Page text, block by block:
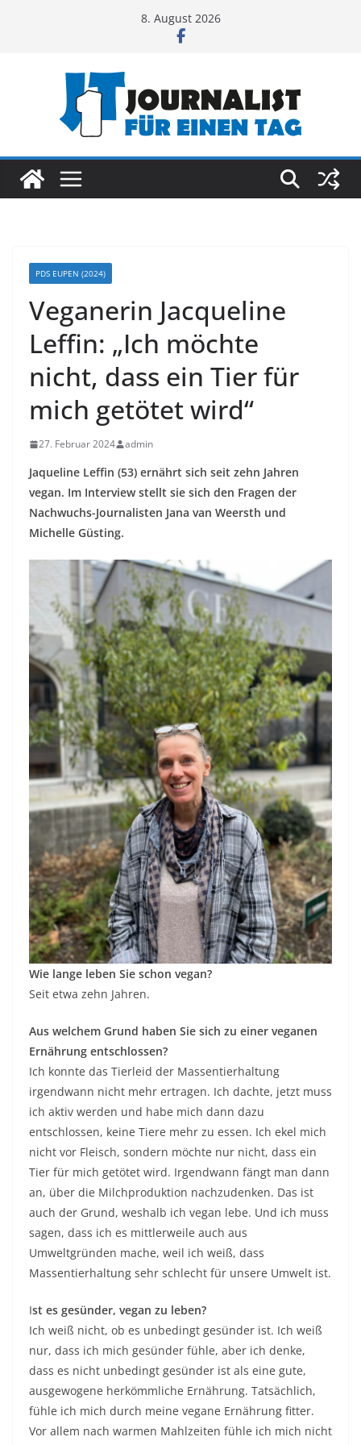
8. August 2026
PDS EUPEN (2024)
Veganerin Jacqueline
Leffin: „Ich möchte
nicht, dass ein Tier für
mich getötet wird“
27. Februar 2024 admin
Jaqueline Leffin (53) ernährt sich seit zehn Jahren
vegan. Im Interview stellt sie sich den Fragen der
Nachwuchs-Journalisten Jana van Weersth und
Michelle Güsting.
Wie lange leben Sie schon vegan?
Seit etwa zehn Jahren.
Aus welchem Grund haben Sie sich zu einer veganen
Ernährung entschlossen?
Ich konnte das Tierleid der Massentierhaltung
irgendwann nicht mehr ertragen. Ich dachte, jetzt muss
ich aktiv werden und habe mich dann dazu
entschlossen, keine Tiere mehr zu essen. Ich ekel mich
nicht vor Fleisch, sondern möchte nur nicht, dass ein
Tier für mich getötet wird. Irgendwann fängt man dann
an, über die Milchproduktion nachzudenken. Das ist
auch der Grund, weshalb ich vegan lebe. Und ich muss
sagen, dass ich es mittlerweile auch aus
Umweltgründen mache, weil ich weiß, dass
Massentierhaltung sehr schlecht für unsere Umwelt ist.
Ist es gesünder, vegan zu leben?
Ich weiß nicht, ob es unbedingt gesünder ist. Ich weiß
nur, dass ich mich gesünder fühle, aber ich denke,
dass es nicht unbedingt gesünder ist als eine gute,
ausgewogene herkömmliche Ernährung. Tatsächlich,
fühle ich mich durch meine vegane Ernährung fitter.
Vor allem nach warmen Mahlzeiten fühle ich mich nicht